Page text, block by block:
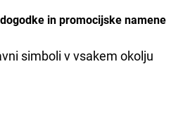
in promocijske namene